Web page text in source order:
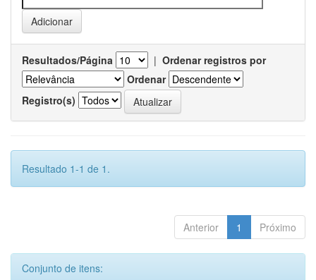
Resultados/Página | Ordenar registros por
Ordenar
Registro(s)
Resultado 1-1 de 1.
Anterior 1 Próximo
Conjunto de itens: